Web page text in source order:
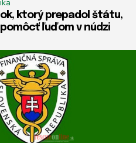
ktorý prepadol štátu,
ľuďom v núdzi